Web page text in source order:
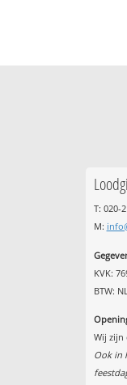
T: 020-
M:
KVK:
BTW:
Wij zijn
Ook in